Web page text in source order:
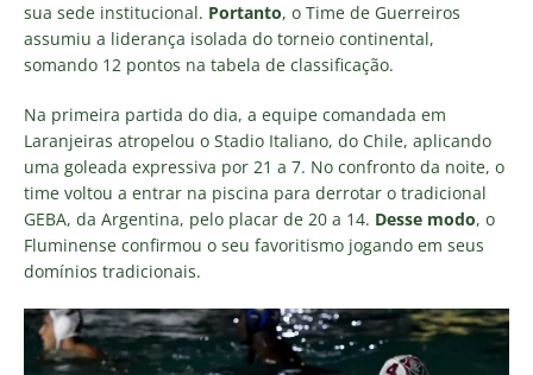
sua sede institucional. Portanto, o Time de Guerreiros
assumiu a liderança isolada do torneio continental,
somando 12 pontos na tabela de classificação.
Na primeira partida do dia, a equipe comandada em
Laranjeiras atropelou o Stadio Italiano, do Chile, aplicando
uma goleada expressiva por 21 a 7. No confronto da noite, o
time voltou a entrar na piscina para derrotar o tradicional
GEBA, da Argentina, pelo placar de 20 a 14. Desse modo, o
Fluminense confirmou o seu favoritismo jogando em seus
domínios tradicionais.